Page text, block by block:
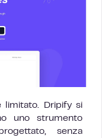
limitato. Dripify si
uno strumento
senza